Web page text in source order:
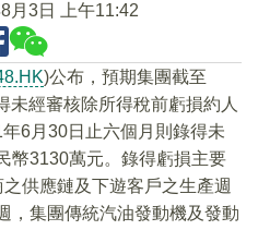
月3日 上午11:42
)公布，預期集團截至
未經審核除所得稅前虧損約人
6月30日止六個月則錄得未
幣3130萬元。錄得虧損主要
供應鏈及下遊客戶之生產週
，集團傳統汽油發動機及發動